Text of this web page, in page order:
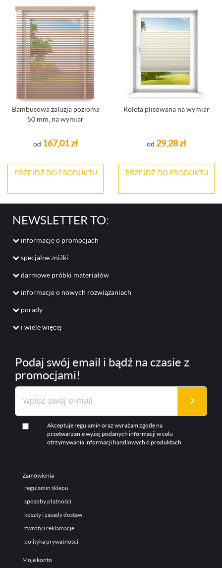
Bambusowa żaluzja pozioma
50 mm, na wymiar
od 167,01 zł
PRZEJDŹ DO PRODUKTU
Roleta plisowana na wymiar
od 29,28 zł
PRZEJDŹ DO PRODUKTU
NEWSLETTER TO:
informacje o promocjach
specjalne zniżki
darmowe próbki materiałów
informacje o nowych rozwiązaniach
porady
i wiele więcej
Podaj swój email i bądź na czasie z
promocjami!
Akceptuje regulamin oraz wyrażam zgodę na
przetwarzanie wyżej podanych informacji w celu
otrzymywania informacji handlowych o produktach
Zamówienia
regulamin sklepu
sposoby płatności
koszty i zasady dostaw
zwroty i reklamacje
polityka prywatności
Moje konto